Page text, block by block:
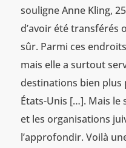
souligne Anne Kling,
d’avoir été transférés
sûr. Parmi ces
mais elle a surtout
destinations bien plus
États-Unis […]. Mais le
et les organisations
l’approfondir. Voilà